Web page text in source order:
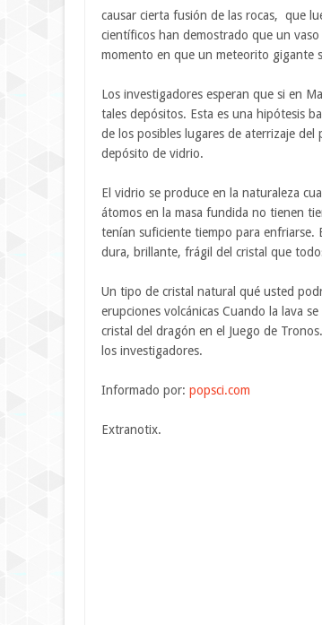
causar cierta fusión de las rocas, que
científicos han demostrado que un
momento en que un meteorito gigante
Los investigadores esperan que si en
tales depósitos. Esta es una hipótesis
de los posibles lugares de aterrizaje
depósito de vidrio.
El vidrio se produce en la naturaleza
átomos en la masa fundida no tienen
tenían suficiente tiempo para enfriarse.
dura, brillante, frágil del cristal que
Un tipo de cristal natural qué usted
erupciones volcánicas Cuando la lava
cristal del dragón en el Juego de
los investigadores.
Informado por: popsci.com
Extranotix.